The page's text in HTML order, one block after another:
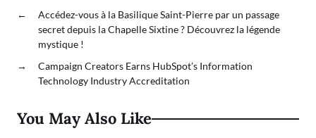
←
Accédez-vous à la Basilique Saint-Pierre par un passage
secret depuis la Chapelle Sixtine ? Découvrez la légende
mystique !
→
Campaign Creators Earns HubSpot’s Information
Technology Industry Accreditation
You May Also Like